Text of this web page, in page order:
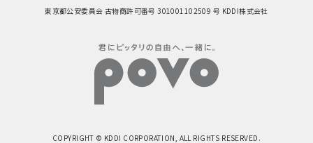
東京都公安委員会 古物商許可番号 301001102509 号 KDDI株式会社
COPYRIGHT © KDDI CORPORATION, ALL RIGHTS RESERVED.